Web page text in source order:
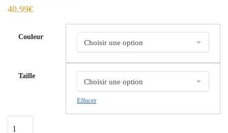
40.99€
Couleur
Taille
Effacer